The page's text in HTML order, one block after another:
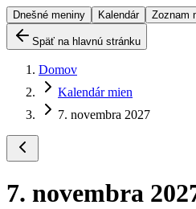
Dnešné meniny Kalendár Zoznam
Späť na hlavnú stránku
Domov
Kalendár mien
7. novembra 2027
7. novembra